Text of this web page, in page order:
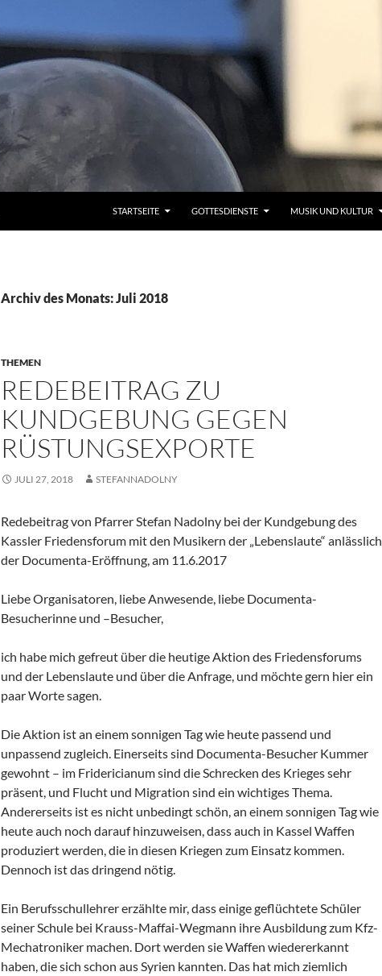
STARTSEITE GOTTESDIENSTE MUSIK UND KULTUR
Archiv des Monats: Juli 2018
THEMEN
REDEBEITRAG ZU
KUNDGEBUNG GEGEN
RÜSTUNGSEXPORTE
JULI 27, 2018 STEFANNADOLNY
Redebeitrag von Pfarrer Stefan Nadolny bei der Kundgebung des
Kassler Friedensforum mit den Musikern der „Lebenslaute“ anlässlich
der Documenta-Eröffnung, am 11.6.2017
Liebe Organisatoren, liebe Anwesende, liebe Documenta-
Besucherinne und –Besucher,
ich habe mich gefreut über die heutige Aktion des Friedensforums
und der Lebenslaute und über die Anfrage, und möchte gern hier ein
paar Worte sagen.
Die Aktion ist an einem sonnigen Tag wie heute passend und
unpassend zugleich. Einerseits sind Documenta-Besucher Kummer
gewohnt – im Fridericianum sind die Schrecken des Krieges sehr
präsent, und Flucht und Migration sind ein wichtiges Thema.
Andererseits ist es nicht unbedingt schön, an einem sonnigen Tag wie
heute auch noch darauf hinzuweisen, dass auch in Kassel Waffen
produziert werden, die in diesen Kriegen zum Einsatz kommen.
Dennoch ist das dringend nötig.
Ein Berufsschullehrer erzählte mir, dass einige geflüchtete Schüler
seiner Schule bei Krauss-Maffai-Wegmann ihre Ausbildung zum Kfz-
Mechatroniker machen. Dort werden sie Waffen wiedererkannt
haben, die sich schon aus Syrien kannten. Das hat mich ziemlich